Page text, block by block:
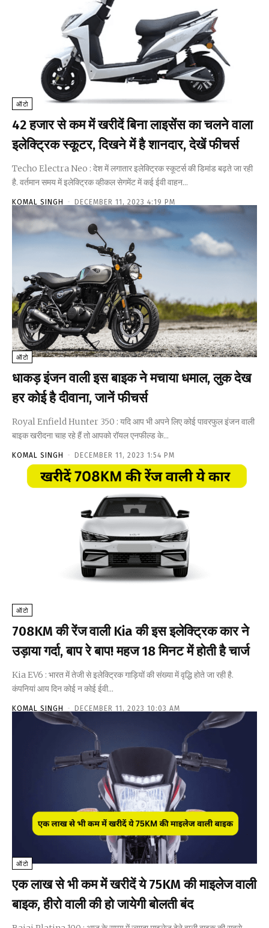
ऑटो
₹42 हजार से कम में खरीदें बिना लाइसेंस का चलने वाला
इलेक्ट्रिक स्कूटर, दिखने में है शानदार, देखें फीचर्स
Techo Electra Neo : देश में लगातार इलेक्ट्रिक स्कूटर्स की डिमांड बढ़ते जा रही
है. वर्तमान समय में इलेक्ट्रिक व्हीकल सेगमेंट में कई ईवी वाहन...
KOMAL SINGH - DECEMBER 11, 2023 4:19 PM
ऑटो
धाकड़ इंजन वाली इस बाइक ने मचाया धमाल, लुक देख
हर कोई है दीवाना, जानें फीचर्स
Royal Enfield Hunter 350 : यदि आप भी अपने लिए कोई पावरफुल इंजन वाली
बाइक खरीदना चाह रहे हैं तो आपको रॉयल एनफील्ड के...
KOMAL SINGH - DECEMBER 11, 2023 1:54 PM
ऑटो
708KM की रेंज वाली Kia की इस इलेक्ट्रिक कार ने
उड़ाया गर्दा, बाप रे बाप! महज 18 मिनट में होती है चार्ज
Kia EV6 : भारत में तेजी से इलेक्ट्रिक गाड़ियों की संख्या में वृद्धि होते जा रही है.
कंपनियां आय दिन कोई न कोई ईवी...
KOMAL SINGH - DECEMBER 11, 2023 10:03 AM
ऑटो
एक लाख से भी कम में खरीदें ये 75KM की माइलेज वाली
बाइक, हीरो वाली की हो जायेगी बोलती बंद